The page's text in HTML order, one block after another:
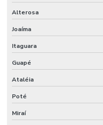
Alterosa
Joaíma
Itaguara
Guapé
Ataléia
Poté
Miraí